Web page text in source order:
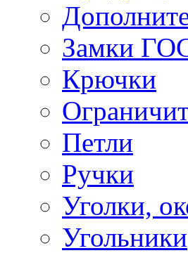
Замки
Крючки
Петли
Ручки
Уголки,
Угольники